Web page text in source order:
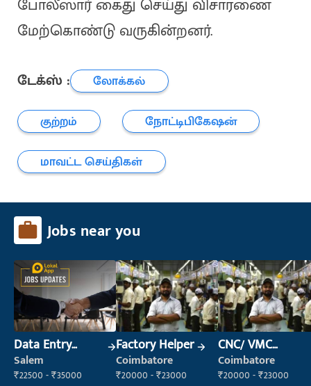
போலீஸார் கைது செய்து விசாரணை
மேற்கொண்டு வருகின்றனர்.
டேக்ஸ் :
லோக்கல்
குற்றம்
நோட்டிபிகேஷன்
மாவட்ட செய்திகள்
Jobs near you
Data Entry
Operator
Salem
₹22500 - ₹35000
Factory Helper
Coimbatore
₹20000 - ₹23000
CNC/ VMC
Operator
Coimbatore
₹20000 - ₹23000